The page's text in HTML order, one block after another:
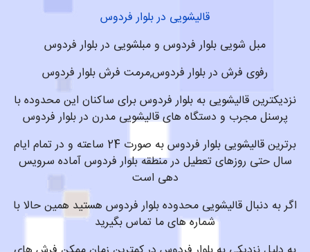
قالیشویی در بلوار فردوس
مبل شویی بلوار فردوس و مبلشویی در بلوار فردوس
رفوی فرش در بلوار فردوس,مرمت فرش بلوار فردوس
نزدیکترین قالیشویی به بلوار فردوس برای ساکنان این محدوده با
پرسنل مجرب و دستگاه های قالیشویی مدرن در بلوار فردوس
برترین قالیشویی بلوار فردوس به صورت 24 ساعته و در تمام ایام
سال حتی روزهای تعطیل در منطقه بلوار فردوس آماده سرویس
دهی است
اگر به دنبال قالیشویی محدوده بلوار فردوس هستید همین حالا با
شماره های ما تماس بگیرید